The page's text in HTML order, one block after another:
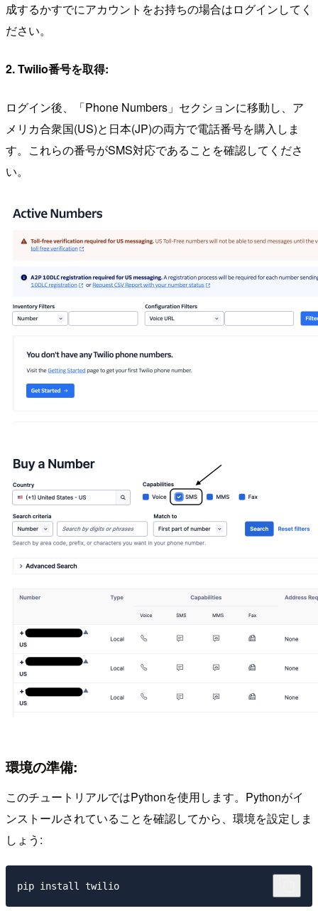
成するかすでにアカウントをお持ちの場合はログインしてく
ださい。
2. Twilio番号を取得:
ログイン後、「Phone Numbers」セクションに移動し、ア
メリカ合衆国(US)と日本(JP)の両方で電話番号を購入しま
す。これらの番号がSMS対応であることを確認してくださ
い。
環境の準備:
このチュートリアルではPythonを使用します。Pythonがイ
ンストールされていることを確認してから、環境を設定しま
しょう: